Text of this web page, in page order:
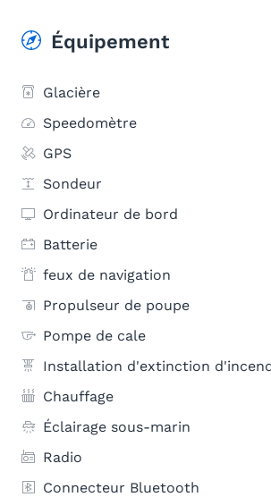
Équipement
Glacière
Speedomètre
GPS
Sondeur
Ordinateur de bord
Batterie
feux de navigation
Propulseur de poupe
Pompe de cale
Installation d'extinction
Chauffage
Éclairage sous-marin
Radio
Connecteur Bluetooth